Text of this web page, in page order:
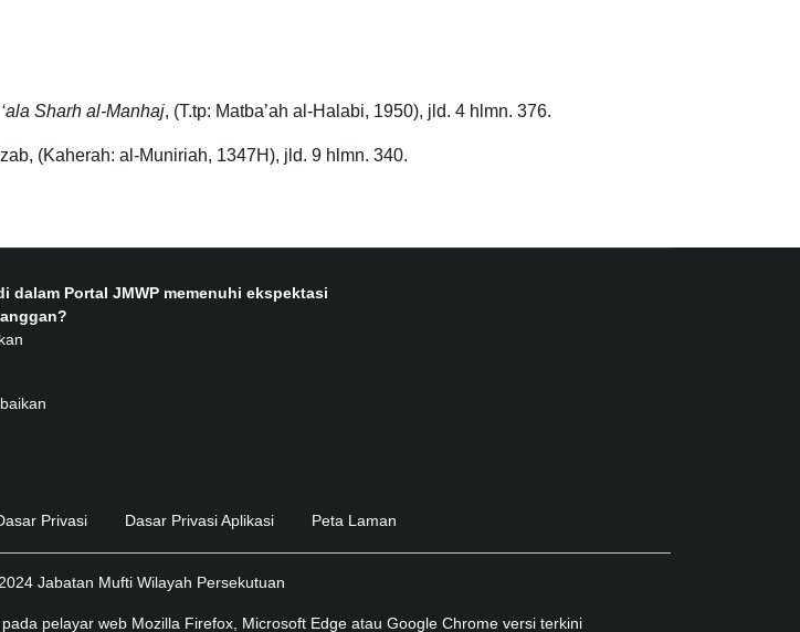
Sharh al-Manhaj, (T.tp: Matba’ah al-Halabi, 1950), jld. 4 hlmn. 376.
(Kaherah: al-Muniriah, 1347H), jld. 9 hlmn. 340.
dalam Portal JMWP memenuhi ekspektasi
Privasi Dasar Privasi Aplikasi Peta Laman
Jabatan Mufti Wilayah Persekutuan
pelayar web Mozilla Firefox, Microsoft Edge atau Google Chrome versi terkini